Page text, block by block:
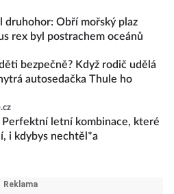
druhohor: Obří mořský plaz
rex byl postrachem oceánů
bezpečně? Když rodič udělá
autosedačka Thule ho
Perfektní letní kombinace, které
i kdybys nechtěl*a